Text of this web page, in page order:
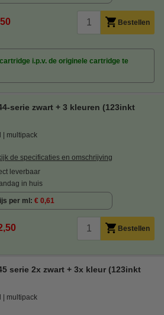
Bestellen
i.p.v. de originele cartridge te
serie zwart + 3 kleuren (123inkt
multipack
de specificaties en omschrijving
leverbaar
in huis
per ml € 0,61
Bestellen
serie 2x zwart + 3x kleur (123inkt
multipack